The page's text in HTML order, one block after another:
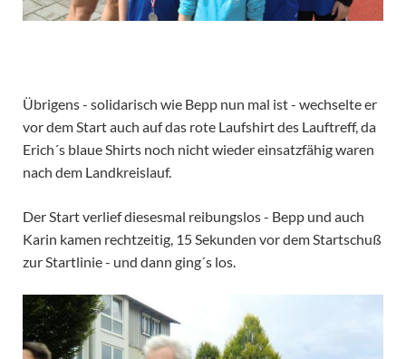
Übrigens - solidarisch wie Bepp nun mal ist - wechselte er
vor dem Start auch auf das rote Laufshirt des Lauftreff, da
Erich´s blaue Shirts noch nicht wieder einsatzfähig waren
nach dem Landkreislauf.
Der Start verlief diesesmal reibungslos - Bepp und auch
Karin kamen rechtzeitig, 15 Sekunden vor dem Startschuß
zur Startlinie - und dann ging´s los.